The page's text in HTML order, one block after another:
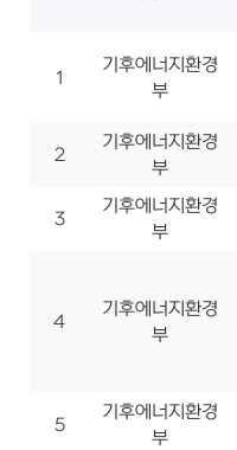
1
기후에너지환경
부
2
기후에너지환경
부
3
기후에너지환경
부
4
기후에너지환경
부
5
기후에너지환경
부